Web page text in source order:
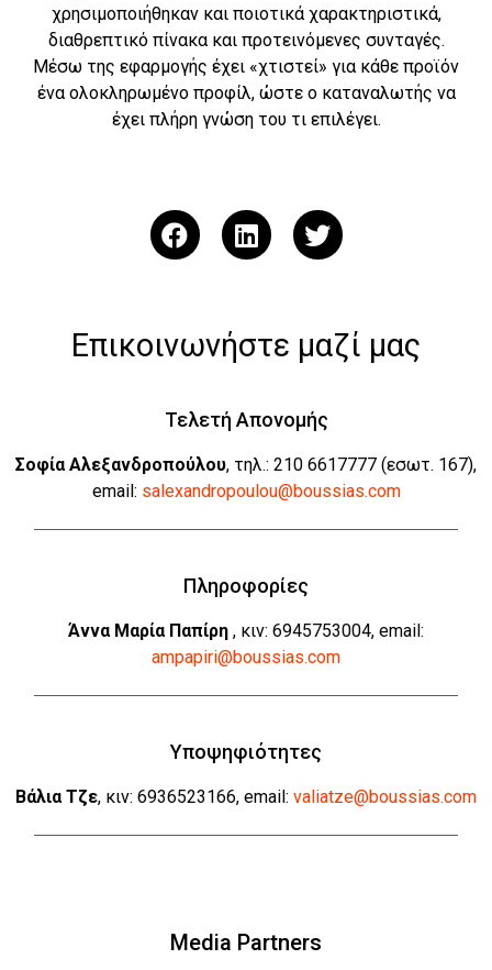
χρησιμοποιήθηκαν και ποιοτικά χαρακτηριστικά,
διαθρεπτικό πίνακα και προτεινόμενες συνταγές.
Μέσω της εφαρμογής έχει «χτιστεί» για κάθε προϊόν
ένα ολοκληρωμένο προφίλ, ώστε ο καταναλωτής να
έχει πλήρη γνώση του τι επιλέγει.
Επικοινωνήστε μαζί μας
Τελετή Απονομής
Σοφία Αλεξανδροπούλου, τηλ.: 210 6617777 (εσωτ. 167),
email: salexandropoulou@boussias.com
Πληροφορίες
Άννα Μαρία Παπίρη , κιν: 6945753004, email:
ampapiri@boussias.com
Υποψηφιότητες
Βάλια Τζε, κιν: 6936523166, email: valiatze@boussias.com
Media Partners